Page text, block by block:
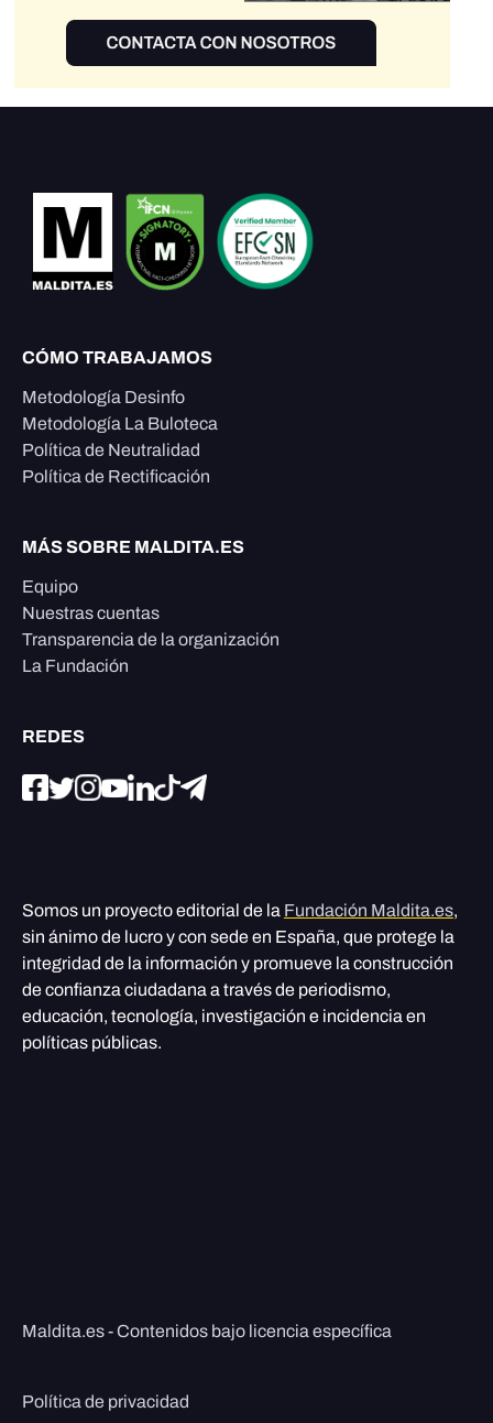
CÓMO TRABAJAMOS
Metodología Desinfo
Metodología La Buloteca
Política de Neutralidad
Política de Rectificación
MÁS SOBRE MALDITA.ES
Equipo
Nuestras cuentas
Transparencia de la organización
La Fundación
REDES
Somos un proyecto editorial de la Fundación Maldita.es,
sin ánimo de lucro y con sede en España, que protege la
integridad de la información y promueve la construcción
de confianza ciudadana a través de periodismo,
educación, tecnología, investigación e incidencia en
políticas públicas.
Maldita.es - Contenidos bajo licencia específica
Política de privacidad